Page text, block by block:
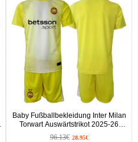
Baby Fußballbekleidung Inter Milan
Torwart Auswärtstrikot 2025-26
Kurzarm (+ kurze hosen)
96.13€ 28.95€